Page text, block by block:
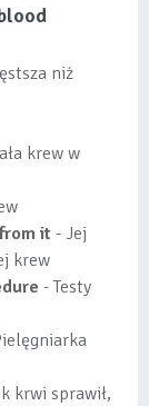
niż
krew w
it - Jej
krew
- Testy
krwi sprawił,